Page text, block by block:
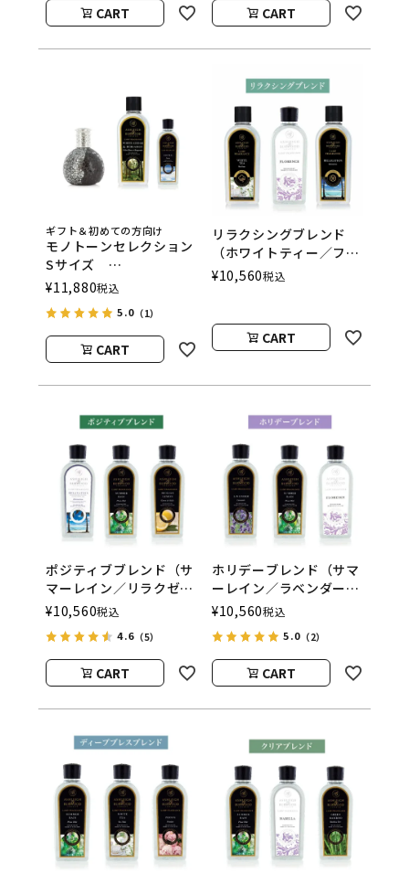
CART CART
ギフト＆初めての方向け
モノトーンセレクション
Sサイズ
ASHLEIGH&BURWOOD
（アシュレイアンドバー
ウッド）
¥11,880税込
5.0 （1）
CART
リラクシングブレンド
（ホワイトティー／フロ
ーレンス／リラクゼーシ
ョン） フレグランスラ
ASHLEIGH&BURWOOD
（アシュレイアンドバー
¥10,560税込
CART
ポジティブブレンド（サ
マーレイン／リラクゼー
ション／シシリアンレモ
ン） フレグランスラン
プ用オイル
ASHLEIGH&BURWOOD
（アシュレイアンドバー
¥10,560税込
4.6 （5）
CART
ホリデーブレンド（サマ
ーレイン／ラベンダー／
フローレンス） フレグ
ランスランプ用オイル
ASHLEIGH&BURWOOD
（アシュレイアンドバー
ウッド）
¥10,560税込
5.0（2）
CART